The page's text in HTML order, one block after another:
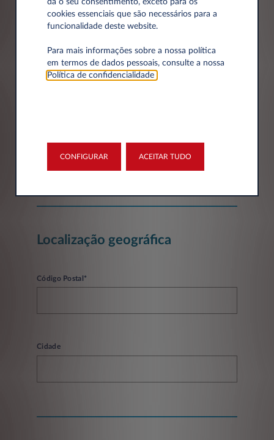
Dados da empresa
Localização geográfica
Código Postal*
Cidade
cookies essenciais que são necessários para a
funcionalidade deste website.
Para mais informações sobre a nossa política
em termos de dados pessoais, consulte a nossa
Política de confidencialidade.
CONFIGURAR ACEITAR TUDO